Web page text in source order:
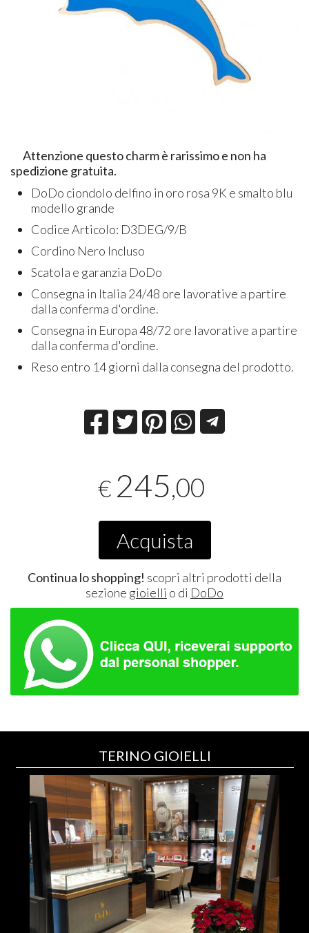
Attenzione questo charm è rarissimo e non ha
spedizione gratuita.
DoDo ciondolo delfino in oro rosa 9K e smalto blu
modello grande
Codice Articolo: D3DEG/9/B
Cordino Nero Incluso
Scatola e garanzia DoDo
Consegna in Italia 24/48 ore lavorative a partire
dalla conferma d'ordine.
Consegna in Europa 48/72 ore lavorative a partire
dalla conferma d'ordine.
Reso entro 14 giorni dalla consegna del prodotto.
€ 245,00
Acquista
Continua lo shopping! scopri altri prodotti della
sezione gioielli o di DoDo
TERINO GIOIELLI